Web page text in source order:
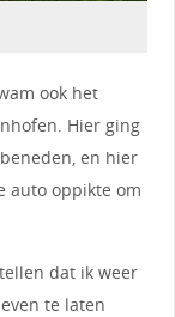
ook het
Hier ging
en hier
auto oppikte om
dat ik weer
te laten